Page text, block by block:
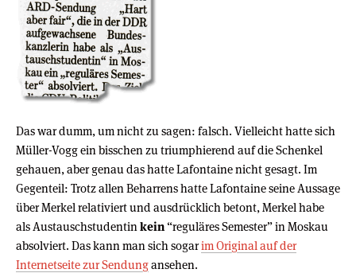
Das war dumm, um nicht zu sagen: falsch. Vielleicht hatte sich
Müller-Vogg ein bisschen zu triumphierend auf die Schenkel
gehauen, aber genau das hatte Lafontaine nicht gesagt. Im
Gegenteil: Trotz allen Beharrens hatte Lafontaine seine Aussage
über Merkel relativiert und ausdrücklich betont, Merkel habe
als Austauschstudentin kein “reguläres Semester” in Moskau
absolviert. Das kann man sich sogarim Original auf der
Internetseite zur Sendungansehen.